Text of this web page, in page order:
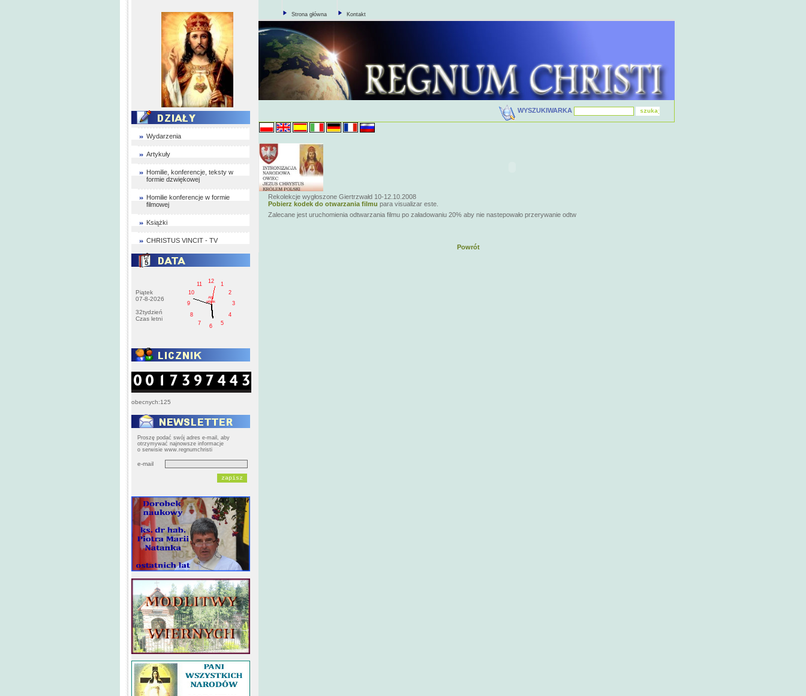
Wydarzenia
Artykuły
Homilie, konferencje, teksty w
formie dzwiękowej
Homilie konferencje w formie
filmowej
Książki
CHRISTUS VINCIT - TV
Piątek
07-8-2026
32tydzień
Czas letni
1
2
3
4
5
6
7
8
9
10
11
12
AM
pištek
obecnych:125
Proszę podać swój adres e-mail, aby
otrzymywać najnowsze informacje
o serwisie www.regnumchristi
e-mail
Strona główna Kontakt
WYSZUKIWARKA
Rekolekcje wygłoszone Giertrzwałd 10-12.10.2008
Pobierz kodek do otwarzania filmu para visualizar este.
Zalecane jest uruchomienia odtwarzania filmu po załadowaniu 20% aby nie nastepowało przerywanie odtw
Powrót